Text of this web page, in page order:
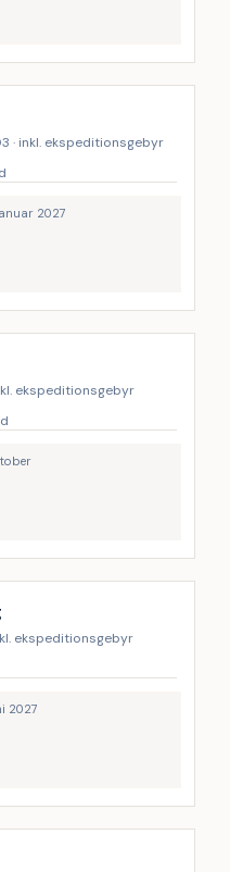
· inkl. ekspeditionsgebyr
2027
ekspeditionsgebyr
ekspeditionsgebyr
2027